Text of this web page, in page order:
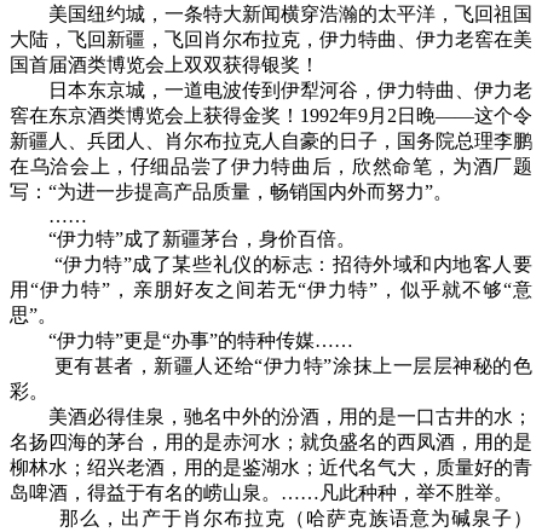
美国纽约城，一条特大新闻横穿浩瀚的太平洋，飞回祖国
大陆，飞回新疆，飞回肖尔布拉克，伊力特曲、伊力老窖在美
国首届酒类博览会上双双获得银奖！
日本东京城，一道电波传到伊犁河谷，伊力特曲、伊力老
窖在东京酒类博览会上获得金奖！1992年9月2日晚——这个令
新疆人、兵团人、肖尔布拉克人自豪的日子，国务院总理李鹏
在乌洽会上，仔细品尝了伊力特曲后，欣然命笔，为酒厂题
写：“为进一步提高产品质量，畅销国内外而努力”。
……
“伊力特”成了新疆茅台，身价百倍。
“伊力特”成了某些礼仪的标志：招待外域和内地客人要
用“伊力特”，亲朋好友之间若无“伊力特”，似乎就不够“意
思”。
“伊力特”更是“办事”的特种传媒……
更有甚者，新疆人还给“伊力特”涂抹上一层层神秘的色
彩。
美酒必得佳泉，驰名中外的汾酒，用的是一口古井的水；
名扬四海的茅台，用的是赤河水；就负盛名的西凤酒，用的是
柳林水；绍兴老酒，用的是鉴湖水；近代名气大，质量好的青
岛啤酒，得益于有名的崂山泉。……凡此种种，举不胜举。
那么，出产于肖尔布拉克（哈萨克族语意为碱泉子）